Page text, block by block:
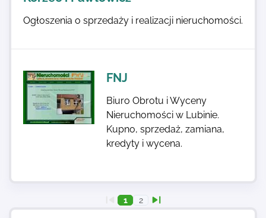
Ogłoszenia o sprzedaży i realizacji nieruchomości.
FNJ
Biuro Obrotu i Wyceny
Nieruchomości w Lubinie.
Kupno, sprzedaż, zamiana,
kredyty i wycena.
1 2